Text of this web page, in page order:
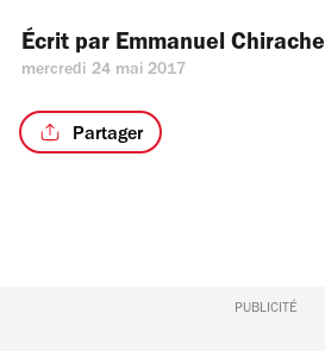
Écrit par Emmanuel Chirache
mercredi 24 mai 2017
Partager
PUBLICITÉ